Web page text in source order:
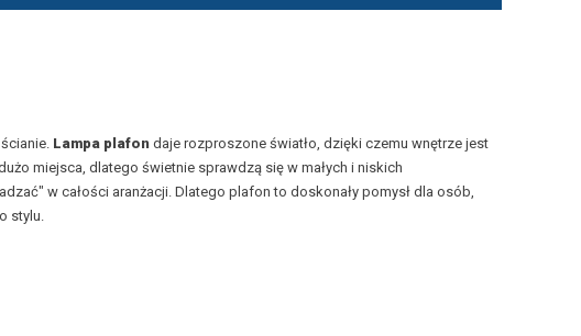
Lampa plafon daje rozproszone światło, dzięki czemu wnętrze jest
miejsca, dlatego świetnie sprawdzą się w małych i niskich
w całości aranżacji. Dlatego plafon to doskonały pomysł dla osób,
stylu.